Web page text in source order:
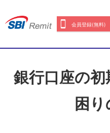
会員登録(無料)
銀行口座の
困